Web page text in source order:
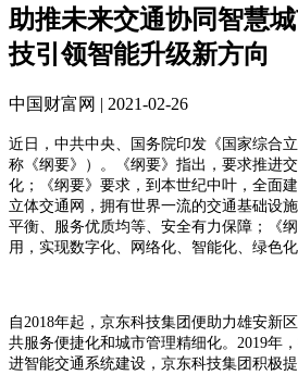
助推未来交通协同智慧
技引领智能升级新方向
中国财富网 | 2021-02-26
近日，中共中央、国务院印发《国家综合
称《纲要》）。《纲要》指出，要求推进
化；《纲要》要求，到本世纪中叶，全面
立体交通网，拥有世界一流的交通基础设
平衡、服务优质均等、安全有力保障；《
用，实现数字化、网络化、智能化、绿色化
自2018年起，京东科技集团便助力雄安新
共服务便捷化和城市管理精细化。2019年
进智能交通系统建设，京东科技集团积极